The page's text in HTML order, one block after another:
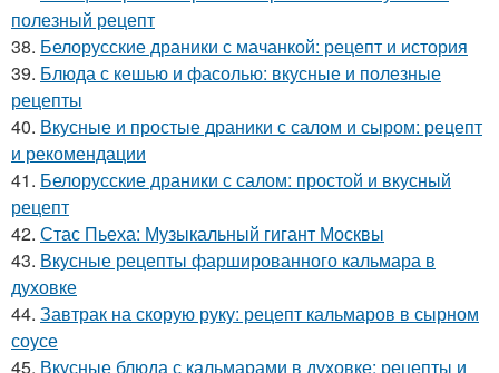
полезный рецепт
38. Белорусские драники с мачанкой: рецепт и история
39. Блюда с кешью и фасолью: вкусные и полезные
рецепты
40. Вкусные и простые драники с салом и сыром: рецепт
и рекомендации
41. Белорусские драники с салом: простой и вкусный
рецепт
42. Стас Пьеха: Музыкальный гигант Москвы
43. Вкусные рецепты фаршированного кальмара в
духовке
44. Завтрак на скорую руку: рецепт кальмаров в сырном
соусе
45. Вкусные блюда с кальмарами в духовке: рецепты и